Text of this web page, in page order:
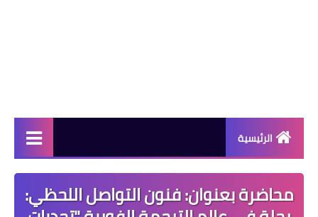
الرئيسية
دورات مجانية
كورسات مجانية
محاضرة بعنوان: فنون التواصل اللحظي: